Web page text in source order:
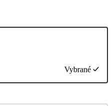
Vybrané